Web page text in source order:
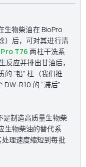
生物柴油在 BioPro
）后，可对其进行清
T76 两柱干洗系
反应并排出甘油后，
“铅” 柱（我们推
R10 的 “滞后”
是制造高质量生物柴
生物柴油的替代系
理速度缩短到每批